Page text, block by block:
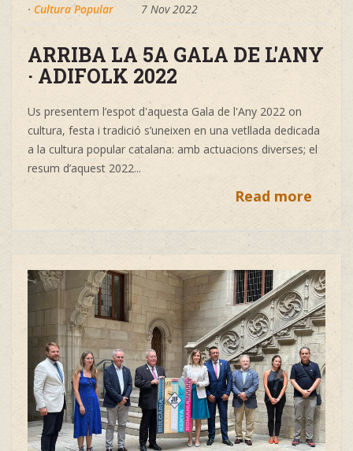
· Cultura Popular 7 Nov 2022
ARRIBA LA 5A GALA DE L'ANY
· ADIFOLK 2022
Us presentem l’espot d'aquesta Gala de l'Any 2022 on
cultura, festa i tradició s’uneixen en una vetllada dedicada
a la cultura popular catalana: amb actuacions diverses; el
resum d’aquest 2022...
Read more